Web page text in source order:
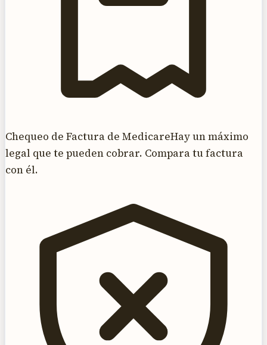
Chequeo de Factura de MedicareHay un máximo
legal que te pueden cobrar. Compara tu factura
con él.